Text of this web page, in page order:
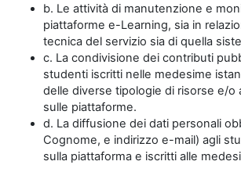
b. Le attività di manutenzione e
piattaforme e-Learning, sia in
tecnica del servizio sia di quella
c. La condivisione dei contributi
studenti iscritti nelle medesime
delle diverse tipologie di risorse e/o
sulle piattaforme.
d. La diffusione dei dati personali
Cognome, e indirizzo e-mail) agli
sulla piattaforma e iscritti alle